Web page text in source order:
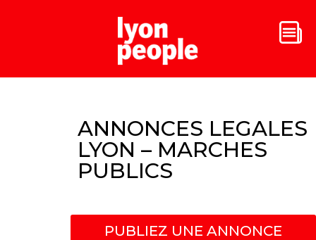
ANNONCES LEGALES
LYON – MARCHES
PUBLICS
PUBLIEZ UNE ANNONCE